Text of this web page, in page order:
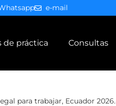
e-mail
de práctica Consultas
para trabajar, Ecuador 2026.